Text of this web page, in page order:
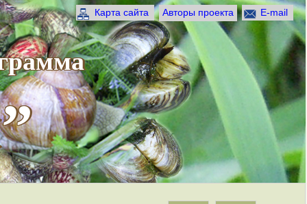
Карта сайта Авторы проекта E-mail